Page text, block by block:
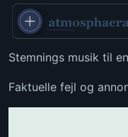
Stemnings musik til
Faktuelle fejl og